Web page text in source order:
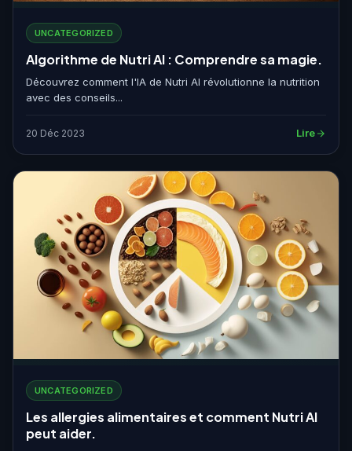
UNCATEGORIZED
Algorithme de Nutri AI : Comprendre sa magie.
Découvrez comment l'IA de Nutri AI révolutionne la nutrition
avec des conseils...
20 Déc 2023 Lire
UNCATEGORIZED
Les allergies alimentaires et comment Nutri AI
peut aider.